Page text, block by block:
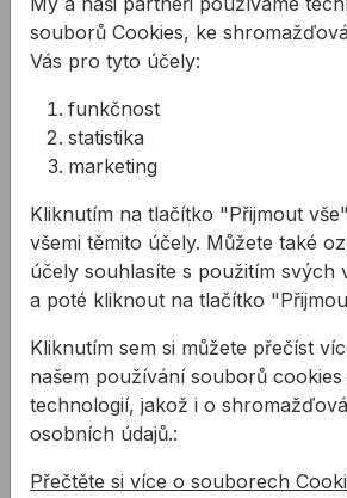
Ochranná fólie na drsné povrchy G8
31 200mm 125m
Kód:
PA4100299.200
Ochranná fólie na drsné povrchy G8
Kód:
PA4100299.210
Ochranná fólie na drsné povrchy G8
31 250mm 125m
Ochranná fólie na drsné povrchy G8
31 300mm 125m
Kód: PA4100299.300
Ochranná fólie na drsné povrchy G8
31 400mm 125m
Ochranná fólie na drsné povrchy G8
31 600mm 125m
Kód: PA4100299.600
Popis
souborů Cookies, ke
Vás pro tyto účely:
funkčnost
statistika
marketing
Kliknutím na tlačítko "Přijmout
všemi těmito účely. Můžete také
účely souhlasíte s použitím svých
a poté kliknout na tlačítko
Kliknutím sem si můžete přečíst
našem používání souborů cookies
technologií, jakož i o
osobních údajů.:
Přečtěte si více o souborech